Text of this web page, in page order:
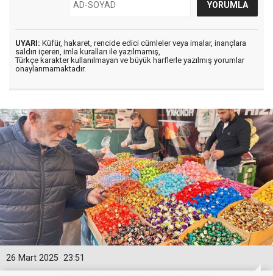
UYARI: Küfür, hakaret, rencide edici cümleler veya imalar, inançlara
saldırı içeren, imla kuralları ile yazılmamış,
Türkçe karakter kullanılmayan ve büyük harflerle yazılmış yorumlar
onaylanmamaktadır.
23:51
26 Mart 2025